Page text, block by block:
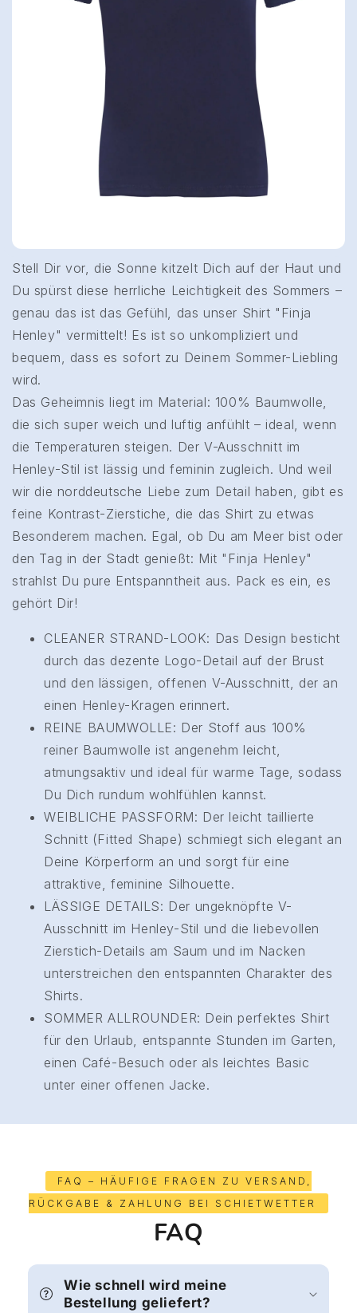
Stell Dir vor, die Sonne kitzelt Dich auf der Haut und
Du spürst diese herrliche Leichtigkeit des Sommers –
genau das ist das Gefühl, das unser Shirt "Finja
Henley" vermittelt! Es ist so unkompliziert und
bequem, dass es sofort zu Deinem Sommer-Liebling
wird.
Das Geheimnis liegt im Material: 100% Baumwolle,
die sich super weich und luftig anfühlt – ideal, wenn
die Temperaturen steigen. Der V-Ausschnitt im
Henley-Stil ist lässig und feminin zugleich. Und weil
wir die norddeutsche Liebe zum Detail haben, gibt es
feine Kontrast-Zierstiche, die das Shirt zu etwas
Besonderem machen. Egal, ob Du am Meer bist oder
den Tag in der Stadt genießt: Mit "Finja Henley"
strahlst Du pure Entspanntheit aus. Pack es ein, es
gehört Dir!
CLEANER STRAND-LOOK: Das Design besticht
durch das dezente Logo-Detail auf der Brust
und den lässigen, offenen V-Ausschnitt, der an
einen Henley-Kragen erinnert.
REINE BAUMWOLLE: Der Stoff aus 100%
reiner Baumwolle ist angenehm leicht,
atmungsaktiv und ideal für warme Tage, sodass
Du Dich rundum wohlfühlen kannst.
WEIBLICHE PASSFORM: Der leicht taillierte
Schnitt (Fitted Shape) schmiegt sich elegant an
Deine Körperform an und sorgt für eine
attraktive, feminine Silhouette.
LÄSSIGE DETAILS: Der ungeknöpfte V-
Ausschnitt im Henley-Stil und die liebevollen
Zierstich-Details am Saum und im Nacken
unterstreichen den entspannten Charakter des
Shirts.
SOMMER ALLROUNDER: Dein perfektes Shirt
für den Urlaub, entspannte Stunden im Garten,
einen Café-Besuch oder als leichtes Basic
unter einer offenen Jacke.
FAQ – HÄUFIGE FRAGEN ZU VERSAND,
RÜCKGABE & ZAHLUNG BEI SCHIETWETTER
FAQ
Wie schnell wird meine
Bestellung geliefert?